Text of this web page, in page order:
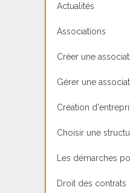
Actualités
Associations
Créer une
Gérer une
Création
Choisir une
Les démarches
Droit des contrats